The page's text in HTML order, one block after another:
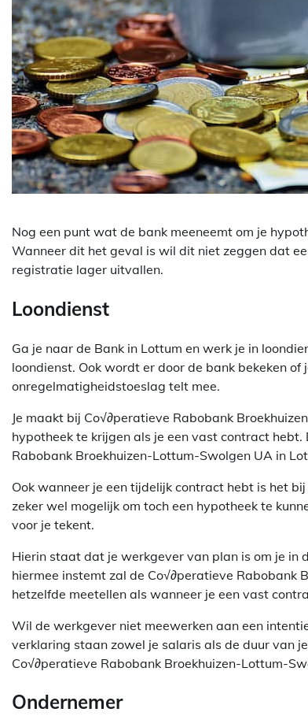
Nog een punt wat de bank meeneemt om je
Wanneer dit het geval is wil dit niet zeggen dat
registratie lager uitvallen.
Loondienst
Ga je naar de Bank in Lottum en werk je in
loondienst. Ook wordt er door de bank bekeken
onregelmatigheidstoeslag telt mee.
Je maakt bij Co√∂peratieve Rabobank
hypotheek te krijgen als je een vast contract
Rabobank Broekhuizen-Lottum-Swolgen UA in
Ook wanneer je een tijdelijk contract hebt is het
zeker wel mogelijk om toch een hypotheek te
voor je tekent.
Hierin staat dat je werkgever van plan is om je in
hiermee instemt zal de Co√∂peratieve
hetzelfde meetellen als wanneer je een vast
Wil de werkgever niet meewerken aan een
verklaring staan zowel je salaris als de duur van
Co√∂peratieve Rabobank Broekhuizen-Lottum-
Ondernemer